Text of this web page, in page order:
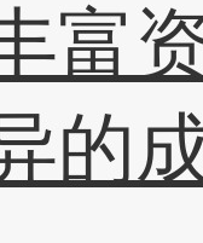
富
的